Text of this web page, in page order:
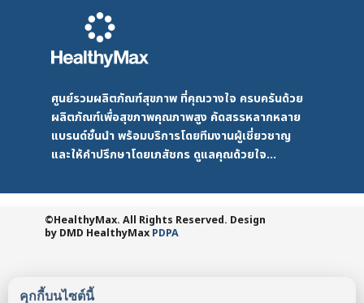
คุกกี้บนไซต์นี้
ศูนย์รวมผลิตภัณฑ์สุขภาพ ที่คุณวางใจ ครบครันด้วย
ผลิตภัณฑ์เพื่อสุขภาพคุณภาพสูง คัดสรรหลากหลาย
แบรนด์ชั้นนำ พร้อมบริการโดยทีมงานผู้เชี่ยวชาญ
และให้คำปรึกษาโดยเภสัชกร ดูแลคุณด้วยใจ...
©HealthyMax. All Rights Reserved. Design
by DMD HealthyMax PDPA